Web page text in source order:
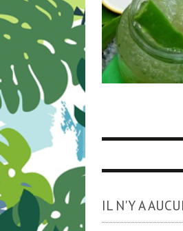
IL N'Y A